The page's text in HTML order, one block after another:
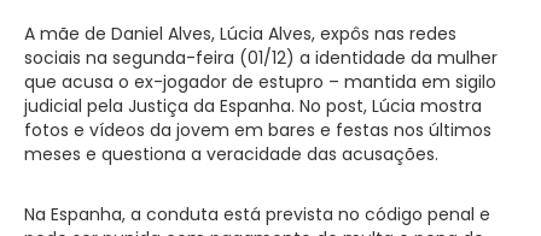
A mãe de Daniel Alves, Lúcia Alves, expôs nas redes
sociais na segunda-feira (01/12) a identidade da mulher
que acusa o ex-jogador de estupro – mantida em sigilo
judicial pela Justiça da Espanha. No post, Lúcia mostra
fotos e vídeos da jovem em bares e festas nos últimos
meses e questiona a veracidade das acusações.
Na Espanha, a conduta está prevista no código penal e